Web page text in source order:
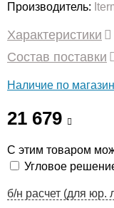
Производитель:
Характеристики
Состав поставки
Наличие по
21 679
С этим товаром
Угловое
б/н расчет (для юр.